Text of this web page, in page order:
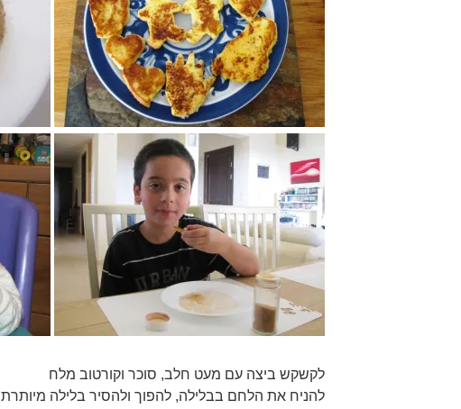
לקשקש ביצה עם מעט חלב, סוכר וקורטוב מלח
להניח את הלחם בבלילה, להפוך ולהסיר בלילה מיותרת